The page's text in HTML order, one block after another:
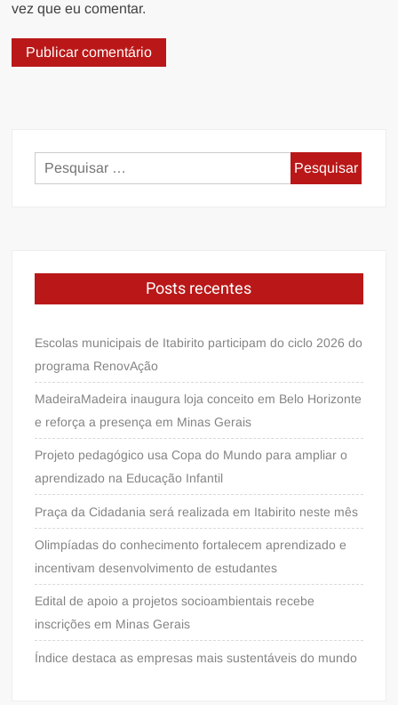
vez que eu comentar.
Pesquisar
por:
Posts recentes
Escolas municipais de Itabirito participam do ciclo 2026 do
programa RenovAção
MadeiraMadeira inaugura loja conceito em Belo Horizonte
e reforça a presença em Minas Gerais
Projeto pedagógico usa Copa do Mundo para ampliar o
aprendizado na Educação Infantil
Praça da Cidadania será realizada em Itabirito neste mês
Olimpíadas do conhecimento fortalecem aprendizado e
incentivam desenvolvimento de estudantes
Edital de apoio a projetos socioambientais recebe
inscrições em Minas Gerais
Índice destaca as empresas mais sustentáveis do mundo